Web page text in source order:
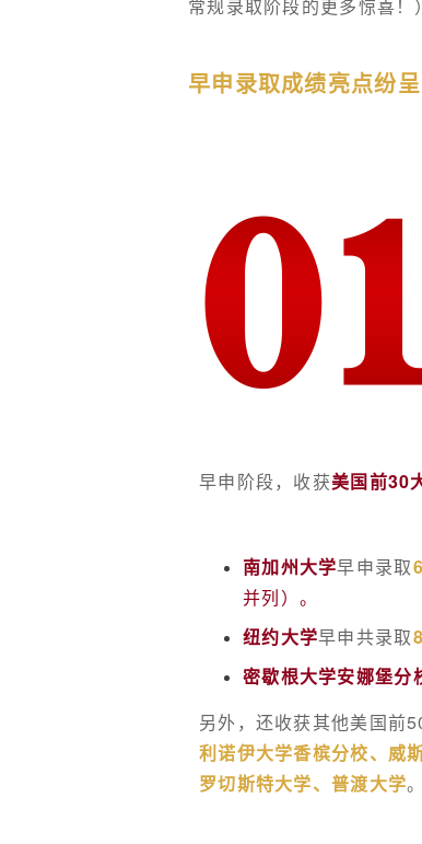
常规录取阶段的更多惊喜！）
早申录取成绩亮点纷呈
早申阶段，收获美国前30
南加州大学早申录取
并列）。
纽约大学早申共录取
密歇根大学安娜堡分
另外，还收获其他美国前
利诺伊大学香槟分校、威
罗切斯特大学、普渡大学。